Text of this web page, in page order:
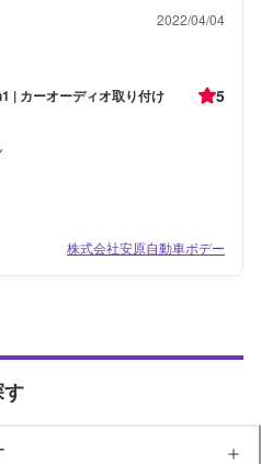
2022/04/04
| カーオーディオ取り付け 5
株式会社安原自動車ボデー
す